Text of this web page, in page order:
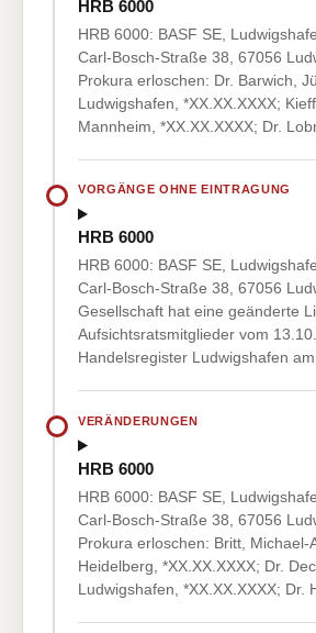
HRB 6000
HRB 6000: BASF SE,
Carl-Bosch-Straße 38, 67056
Prokura erloschen: Dr. Barwich,
Ludwigshafen, *XX.XX.XXXX;
Mannheim, *XX.XX.XXXX; Dr.
VORGÄNGE OHNE EINTRAGUNG
HRB 6000
HRB 6000: BASF SE,
Carl-Bosch-Straße 38, 67056
Gesellschaft hat eine geänderte
Aufsichtsratsmitglieder vom
Handelsregister Ludwigshafen
VERÄNDERUNGEN
HRB 6000
HRB 6000: BASF SE,
Carl-Bosch-Straße 38, 67056
Prokura erloschen: Britt, Michael-
Heidelberg, *XX.XX.XXXX; Dr.
Ludwigshafen, *XX.XX.XXXX; Dr.